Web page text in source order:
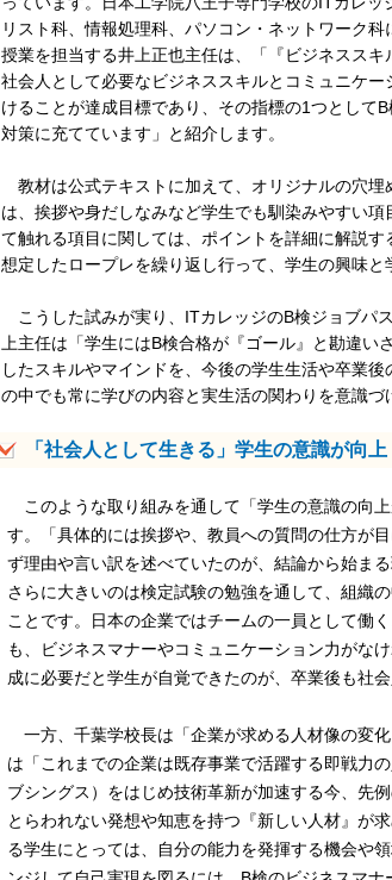
リスト科、情報処理科、パソコン・ネットワーク科
授業を担当する井上正也主任は、「『ビジネススキ
社会人として必要なビジネススキルとコミュニケー
けることが達成目標であり、その指標の1つとして
対策に充てています」と紹介します。
教材は公式テキストに加えて、オリジナルの穴
は、挨拶や身だしなみなど学生でも馴染みやすい
て触れる項目に関しては、ポイントを詳細に解説
想定したロープレを繰り返し行って、学生の興味と
こうした試みが実り、ITカレッジのB検ジョブパ
上主任は「学生にはB検合格が『ゴール』と勘違
したスキルやマインドを、今後の学生生活や卒業
の中でも常に学びの内容と実生活の関わりを意識づ
「社会人として生きる」学生の意識が向上
このような取り組みを通して「学生の意識の向
す。「具体的には挨拶や、教員への質問の仕方が
ず理由や言い訳を述べていたのが、結論から始ま
さらに大きいのは検定試験の勉強を通して、組織
ことです。日本の企業ではチームの一員として働
も、ビジネスマナーやコミュニケーション力がな
成に必要だと学生が自覚できたのが、卒業後も社
一方、千葉学校長は「企業が求める人材像の変
は「これまでの企業は既存事業で活躍する即戦力
ブシングス）をはじめ技術革新が加速する今、先
とらわれない発想や知恵を持つ『新しい人材』が
る学生にとっては、自分の能力を発揮する機会や